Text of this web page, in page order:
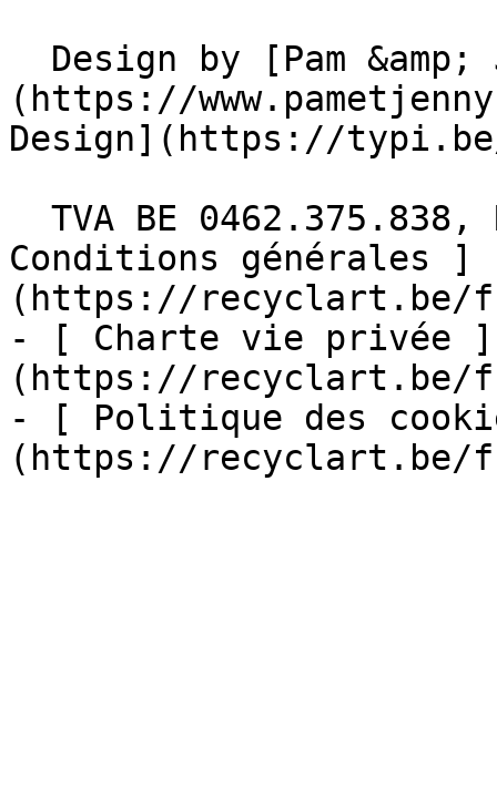
(https://
Design](https://
Conditions générales ]
(https://recyclart.be/
- [ Charte vie privée ]
(https://recyclart.be/
- [ Politique des